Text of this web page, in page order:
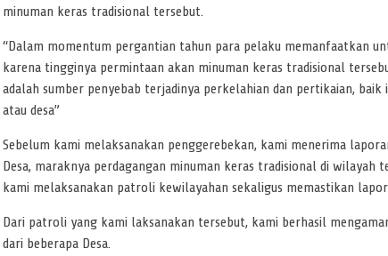
minuman keras tradisional tersebut.
“Dalam momentum pergantian tahun para pelaku memanfaatkan
karena tingginya permintaan akan minuman keras tradisional
adalah sumber penyebab terjadinya perkelahian dan pertikaian,
atau desa”
Sebelum kami melaksanakan penggerebekan, kami menerima
Desa, maraknya perdagangan minuman keras tradisional di
kami melaksanakan patroli kewilayahan sekaligus memastikan
Dari patroli yang kami laksanakan tersebut, kami berhasil
dari beberapa Desa.